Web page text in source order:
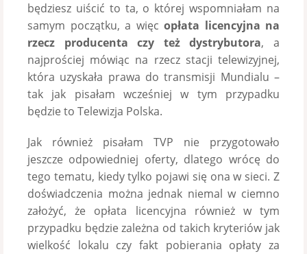
będziesz uiścić to ta, o której wspomniałam na
samym początku, a więc opłata licencyjna na
rzecz producenta czy też dystrybutora, a
najprościej mówiąc na rzecz stacji telewizyjnej,
która uzyskała prawa do transmisji Mundialu –
tak jak pisałam wcześniej w tym przypadku
będzie to Telewizja Polska.
Jak również pisałam TVP nie przygotowało
jeszcze odpowiedniej oferty, dlatego wrócę do
tego tematu, kiedy tylko pojawi się ona w sieci. Z
doświadczenia można jednak niemal w ciemno
założyć, że opłata licencyjna również w tym
przypadku będzie zależna od takich kryteriów jak
wielkość lokalu czy fakt pobierania opłaty za